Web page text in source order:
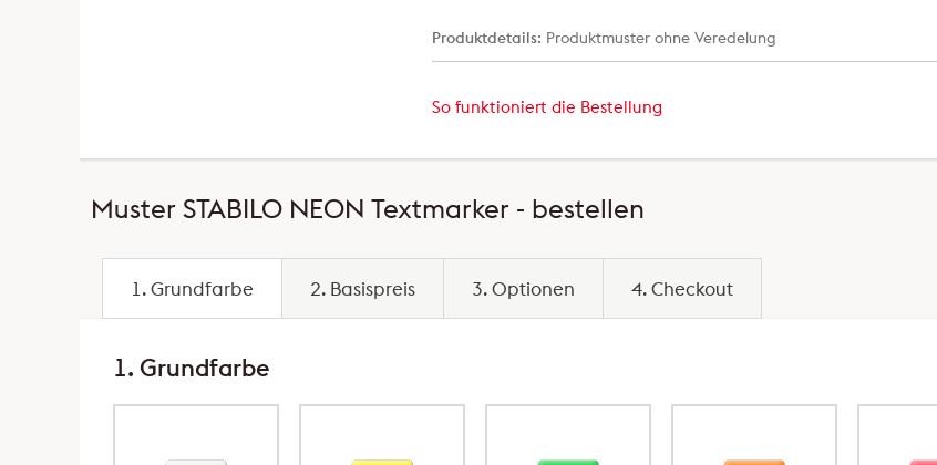
Produktdetails: Produktmuster ohne Veredelung
So funktioniert die Bestellung
Muster STABILO NEON Textmarker - bestellen
1. Grundfarbe 2. Basispreis 3. Optionen 4. Checkout
1. Grundfarbe